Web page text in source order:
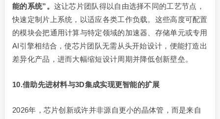
能的系统”。 这让芯片团队得以自由选择不同的工艺节点，
快速定制片上系统，以适应各类工作负载。这些高度可配置
的模块会把通用计算与特定领域的加速器、存储单元或专用
AI引擎相结合，使芯片团队无需从头开始设计，便能打造出
差异化产品，进而大幅缩短设计周期并降低创新壁垒。
10.借助先进材料与3D集成实现更智能的扩展
2026年，芯片创新或许并非源自更小的晶体管，而是来自